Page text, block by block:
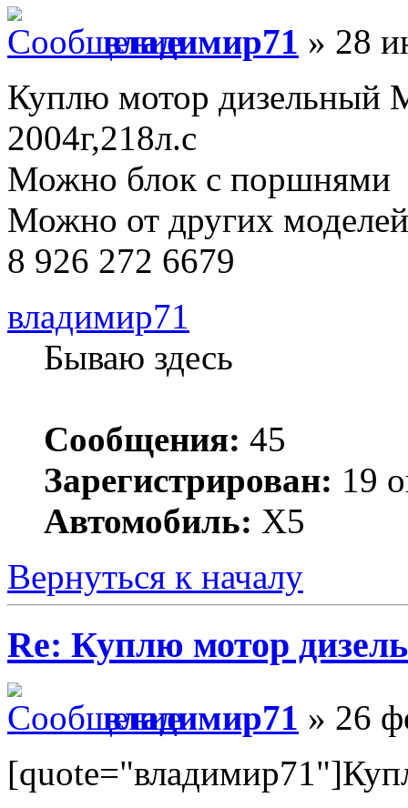
владимир71 » 28
Куплю мотор дизельный
2004г,218л.с
Можно блок с поршнями
Можно от других моделей
8 926 272 6679
владимир71
Бываю здесь
Сообщения: 45
Зарегистрирован: 19
Автомобиль: X5
Вернуться к началу
Re: Куплю мотор
владимир71 » 26